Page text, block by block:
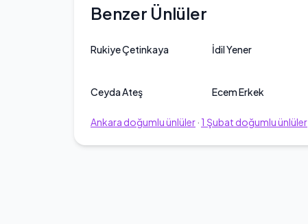
Benzer Ünlüler
Rukiye Çetinkaya İdil Yener
Ceyda Ateş Ecem Erkek
Ankara doğumlu ünlüler· 1 Şubat doğumlu ünlüler